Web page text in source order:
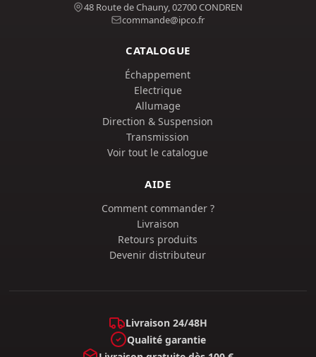
48 Route de Chauny, 02700 CONDREN
commande@ipco.fr
CATALOGUE
Échappement
Electrique
Allumage
Direction & Suspension
Transmission
Voir tout le catalogue
AIDE
Comment commander ?
Livraison
Retours produits
Devenir distributeur
Livraison 24/48H
Qualité garantie